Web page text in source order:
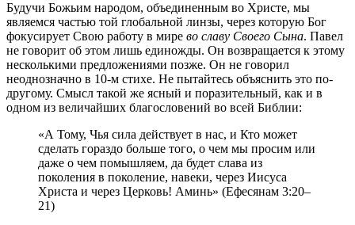
Будучи Божьим народом, объединенным во Христе, мы
являемся частью той глобальной линзы, через которую Бог
фокусирует Свою работу в мире во славу Своего Сына. Павел
не говорит об этом лишь единожды. Он возвращается к этому
несколькими предложениями позже. Он не говорил
неоднозначно в 10-м стихе. Не пытайтесь объяснить это по-
другому. Смысл такой же ясный и поразительный, как и в
одном из величайших благословений во всей Библии:
«А Тому, Чья сила действует в нас, и Кто может
сделать гораздо больше того, о чем мы просим или
даже о чем помышляем, да будет слава из
поколения в поколение, навеки, через Иисуса
Христа и через Церковь! Аминь» (Ефесянам 3:20–
21)